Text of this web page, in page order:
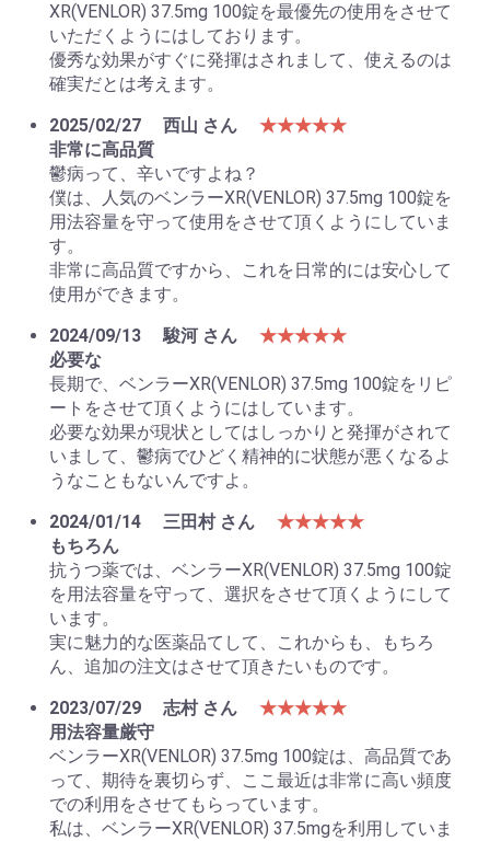
XR(VENLOR) 37.5mg 100錠を最優先の使用をさせて
いただくようにはしております。
優秀な効果がすぐに発揮はされまして、使えるのは
確実だとは考えます。
2025/02/27
西山 さん
★★★★★
非常に高品質
鬱病って、辛いですよね？
僕は、人気のベンラーXR(VENLOR) 37.5mg 100錠を
用法容量を守って使用をさせて頂くようにしていま
す。
非常に高品質ですから、これを日常的には安心して
使用ができます。
2024/09/13
駿河 さん
★★★★★
必要な
長期で、ベンラーXR(VENLOR) 37.5mg 100錠をリピ
ートをさせて頂くようにはしています。
必要な効果が現状としてはしっかりと発揮がされて
いまして、鬱病でひどく精神的に状態が悪くなるよ
うなこともないんですよ。
2024/01/14
三田村 さん
★★★★★
もちろん
抗うつ薬では、ベンラーXR(VENLOR) 37.5mg 100錠
を用法容量を守って、選択をさせて頂くようにして
います。
実に魅力的な医薬品てして、これからも、もちろ
ん、追加の注文はさせて頂きたいものです。
2023/07/29
志村 さん
★★★★★
用法容量厳守
ベンラーXR(VENLOR) 37.5mg 100錠は、高品質であ
って、期待を裏切らず、ここ最近は非常に高い頻度
での利用をさせてもらっています。
私は、ベンラーXR(VENLOR) 37.5mgを利用していま